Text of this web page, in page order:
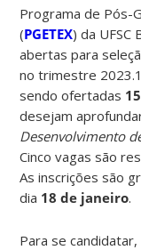
Programa de Pós-
(PGETEX) da UFSC
abertas para
no trimestre
sendo ofertadas
desejam
Desenvolvimento
Cinco vagas são
As inscrições são
dia 18 de janeiro.
Para se